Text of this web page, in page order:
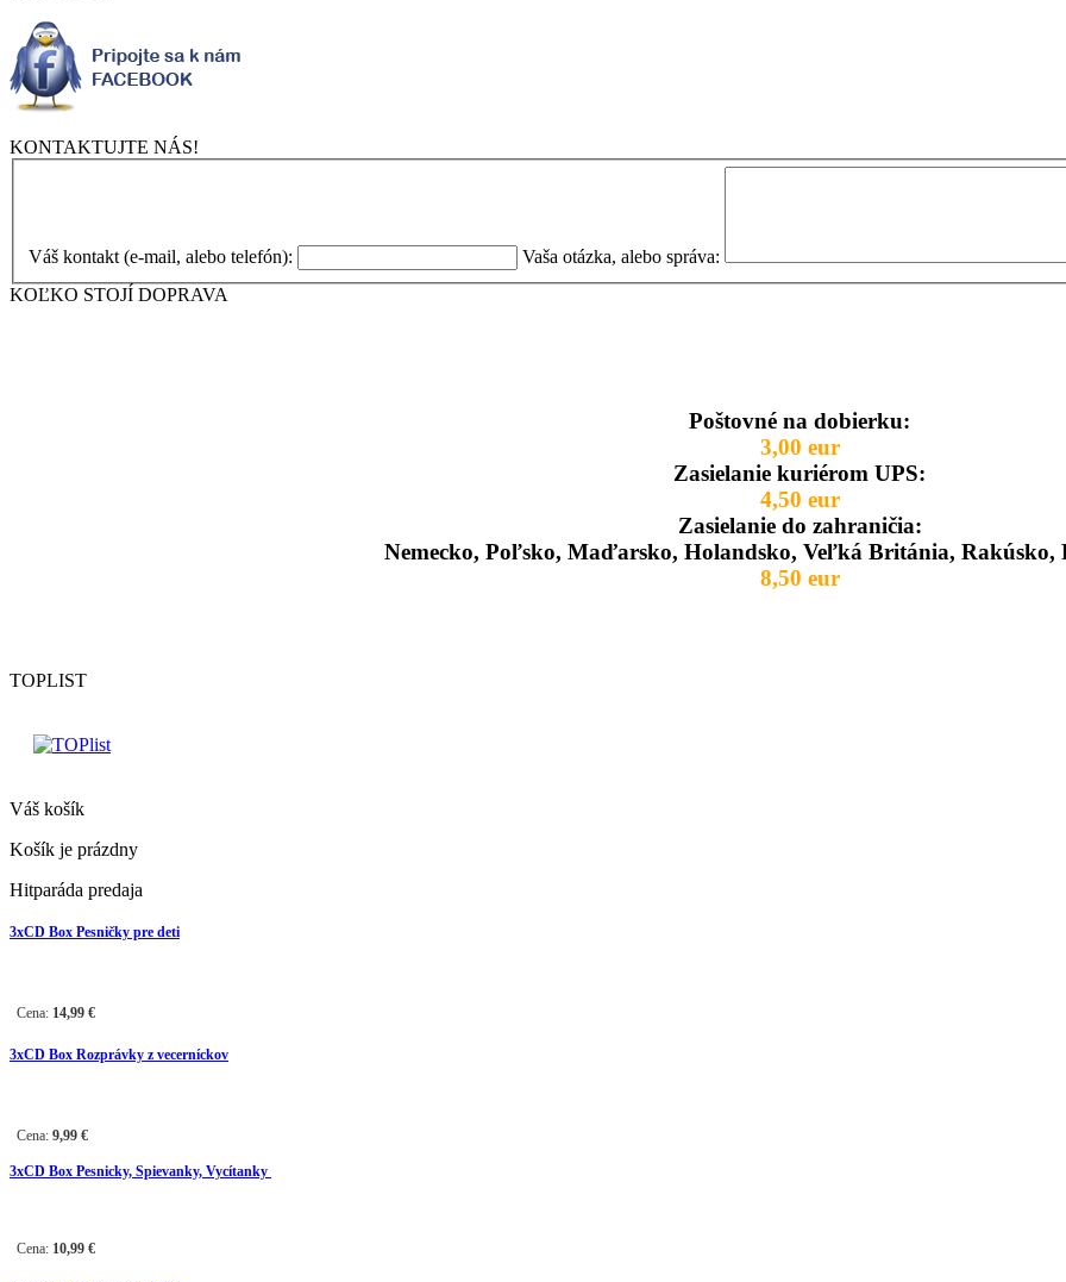
KONTAKTUJTE NÁS!
Váš kontakt (e-mail, alebo telefón): Vaša otázka, alebo správa:
KOĽKO STOJÍ DOPRAVA
Poštovné na dobierku:
3,00 eur
Zasielanie kuriérom UPS:
4,50 eur
Zasielanie do zahraničia:
Nemecko, Poľsko, Maďarsko, Holandsko, Veľká Británia, Rakúsko,
8,50 eur
TOPLIST
Váš košík
Košík je prázdny
Hitparáda predaja
3xCD Box Pesničky pre deti
Cena: 14,99 €
3xCD Box Rozprávky z vecerníckov
Cena: 9,99 €
3xCD Box Pesnicky, Spievanky, Vycítanky
Cena: 10,99 €